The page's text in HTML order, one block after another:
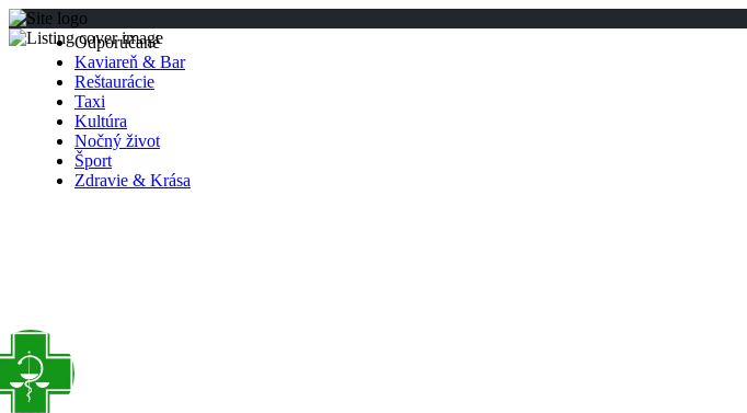
Odporúčané
Kaviareň & Bar
Reštaurácie
Taxi
Kultúra
Nočný život
Šport
Zdravie & Krása